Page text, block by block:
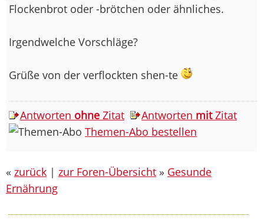
Flockenbrot oder -brötchen oder ähnliches.
Irgendwelche Vorschläge?
Grüße von der verflockten shen-te
Antworten ohne Zitat Antworten mitZitat
Themen-Abo bestellen
« zurück | zur Foren-Übersicht » Gesunde
Ernährung